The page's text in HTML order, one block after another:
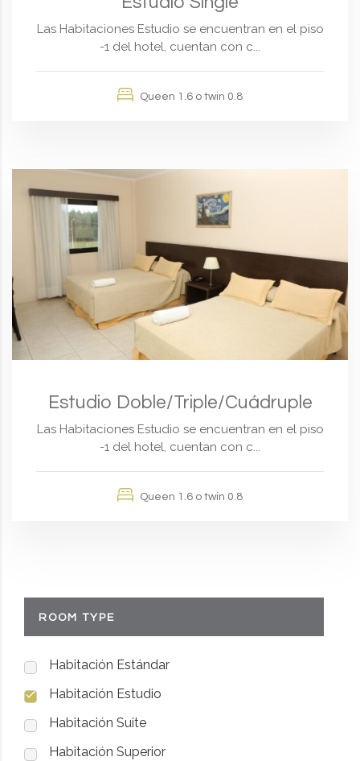
Las Habitaciones Estudio se encuentran en el piso
-1 del hotel, cuentan con c...
Queen 1.6 o twin 0.8
Estudio Doble/Triple/Cuádruple
Las Habitaciones Estudio se encuentran en el piso
-1 del hotel, cuentan con c...
Queen 1.6 o twin 0.8
ROOM TYPE
Habitación Estándar
Habitación Estudio
Habitación Suite
Habitación Superior